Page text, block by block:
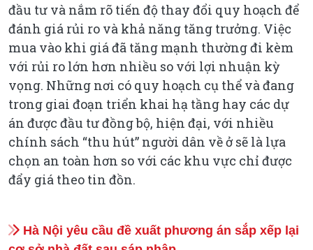
đầu tư và nắm rõ tiến độ thay đổi quy hoạch để
đánh giá rủi ro và khả năng tăng trưởng. Việc
mua vào khi giá đã tăng mạnh thường đi kèm
với rủi ro lớn hơn nhiều so với lợi nhuận kỳ
vọng. Những nơi có quy hoạch cụ thể và đang
trong giai đoạn triển khai hạ tầng hay các dự
án được đầu tư đồng bộ, hiện đại, với nhiều
chính sách “thu hút” người dân về ở sẽ là lựa
chọn an toàn hơn so với các khu vực chỉ được
đẩy giá theo tin đồn.
Hà Nội yêu cầu đề xuất phương án sắp xếp lại